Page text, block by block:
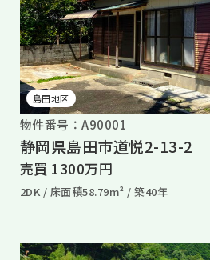
島田地区
物件番号：A90001
静岡県島田市道悦2-13-2
売買 1300万円
2DK / 床面積58.79m² /築40年